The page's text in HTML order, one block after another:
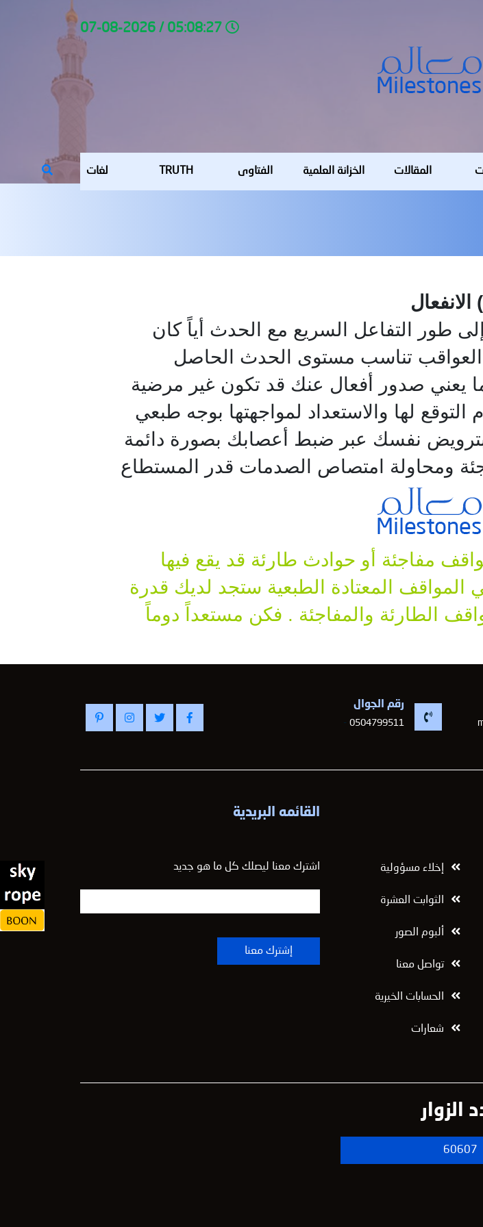
المقالات الخزانة العلمية الفتاوى TRUTH لغات
طور التفاعل السريع مع الحدث أياً كان
العواقب تناسب مستوى الحدث الحاصل
يعني صدور أفعال عنك قد تكون غير مرضية
لها والاستعداد لمواجهتها بوجه طبعي
بترويض نفسك عبر ضبط أعصابك بصورة دائمة
ومحاولة امتصاص الصدمات قدر المستطاع
مفاجئة أو حوادث طارئة قد يقع فيها
المعتادة الطبعية ستجد لديك قدرة
الطارئة والمفاجئة . فكن مستعداً دوماً
رقم الجوال
0504799511
-
إخلاء مسؤولية
الثوابت العشرة
ألبوم الصور
تواصل معنا
الحسابات الخيرية
شعارات
القائمه البريدية
اشترك معنا ليصلك كل ما هو جديد
الزوار
60607